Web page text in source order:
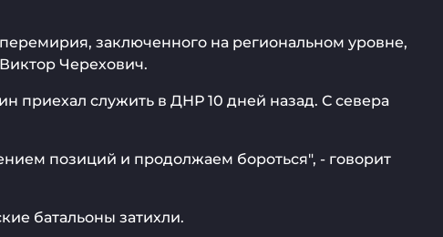
перемирия, заключенного на региональном уровне,
Черехович.
служить в ДНР 10 дней назад. С севера
позиций и продолжаем бороться", - говорит
батальоны затихли.